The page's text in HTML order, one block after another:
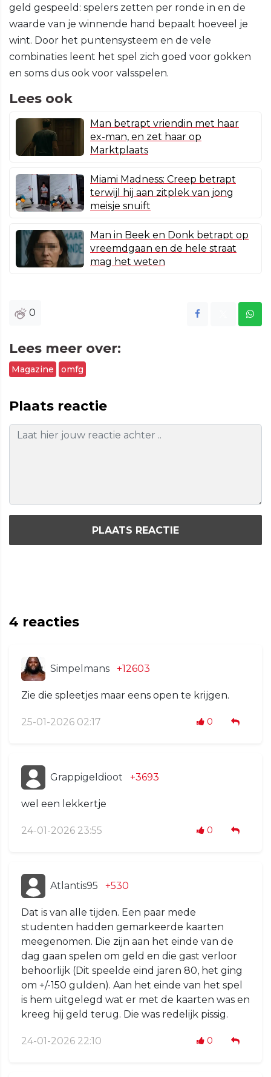
geld gespeeld: spelers zetten per ronde in en de
waarde van je winnende hand bepaalt hoeveel je
wint. Door het puntensysteem en de vele
combinaties leent het spel zich goed voor gokken
en soms dus ook voor valsspelen.
Lees ook
Man betrapt vriendin met haar
ex-man, en zet haar op
Marktplaats
Miami Madness: Creep betrapt
terwijl hij aan zitplek van jong
meisje snuift
Man in Beek en Donk betrapt op
vreemdgaan en de hele straat
mag het weten
0
Lees meer over:
Magazine omfg
Plaats reactie
PLAATS REACTIE
4 reacties
Simpelmans +12603
Zie die spleetjes maar eens open te krijgen.
25-01-2026 02:17 0
GrappigeIdioot +3693
wel een lekkertje
24-01-2026 23:55 0
Atlantis95 +530
Dat is van alle tijden. Een paar mede
studenten hadden gemarkeerde kaarten
meegenomen. Die zijn aan het einde van de
dag gaan spelen om geld en die gast verloor
behoorlijk (Dit speelde eind jaren 80, het ging
om +/-150 gulden). Aan het einde van het spel
is hem uitgelegd wat er met de kaarten was en
kreeg hij geld terug. Die was redelijk pissig.
24-01-2026 22:10 0